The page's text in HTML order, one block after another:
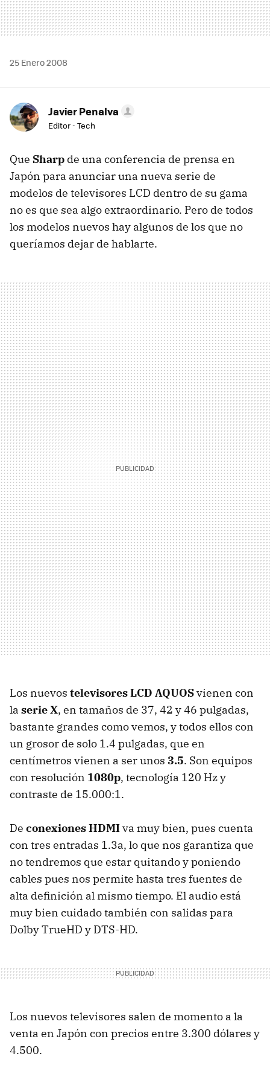
25 Enero 2008
Javier Penalva
Editor - Tech
Que Sharp de una conferencia de prensa en
Japón para anunciar una nueva serie de
modelos de televisores LCD dentro de su gama
no es que sea algo extraordinario. Pero de todos
los modelos nuevos hay algunos de los que no
queríamos dejar de hablarte.
Los nuevos televisores LCD AQUOSvienen con
la serie X, en tamaños de 37, 42 y 46 pulgadas,
bastante grandes como vemos, y todos ellos con
un grosor de solo 1.4 pulgadas, que en
centímetros vienen a ser unos 3.5. Son equipos
con resolución 1080p, tecnología 120 Hz y
contraste de 15.000:1.
De conexiones HDMIva muy bien, pues cuenta
con tres entradas 1.3a, lo que nos garantiza que
no tendremos que estar quitando y poniendo
cables pues nos permite hasta tres fuentes de
alta definición al mismo tiempo. El audio está
muy bien cuidado también con salidas para
Dolby TrueHD y DTS-HD.
Los nuevos televisores salen de momento a la
venta en Japón con precios entre 3.300 dólares y
4.500.